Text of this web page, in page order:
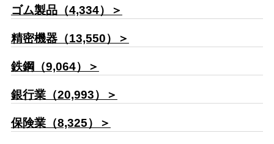
ゴム製品（4,334）＞
精密機器（13,550）＞
鉄鋼（9,064）＞
銀行業（20,993）＞
保険業（8,325）＞